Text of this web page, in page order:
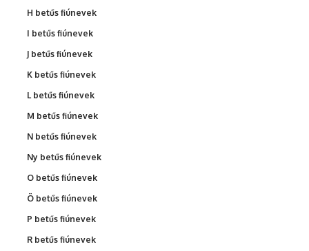
H betűs fiúnevek
I betűs fiúnevek
J betűs fiúnevek
K betűs fiúnevek
L betűs fiúnevek
M betűs fiúnevek
N betűs fiúnevek
Ny betűs fiúnevek
O betűs fiúnevek
Ö betűs fiúnevek
P betűs fiúnevek
R betűs fiúnevek